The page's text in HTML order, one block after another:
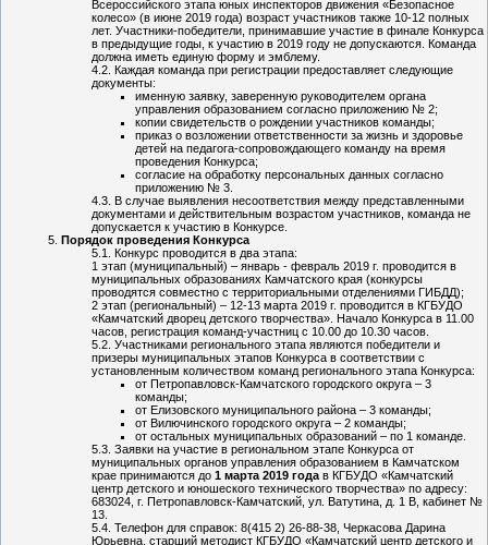
Всероссийского этапа юных инспекторов движения «Безопасное
колесо» (в июне 2019 года) возраст участников также 10-12 полных
лет. Участники-победители, принимавшие участие в финале Конкурса
в предыдущие годы, к участию в 2019 году не допускаются. Команда
должна иметь единую форму и эмблему.
Каждая команда при регистрации предоставляет следующие
документы:
именную заявку, заверенную руководителем органа
управления образованием согласно приложению № 2;
копии свидетельств о рождении участников команды;
приказ о возложении ответственности за жизнь и здоровье
детей на педагога-сопровождающего команду на время
проведения Конкурса;
согласие на обработку персональных данных согласно
приложению № 3.
В случае выявления несоответствия между представленными
документами и действительным возрастом участников, команда не
допускается к участию в Конкурсе.
Порядок проведения Конкурса
Конкурс проводится в два этапа:
1 этап (муниципальный) – январь - февраль 2019 г. проводится в
муниципальных образованиях Камчатского края (конкурсы
проводятся совместно с территориальными отделениями ГИБДД);
2 этап (региональный) – 12-13 марта 2019 г. проводится в КГБУДО
«Камчатский дворец детского творчества». Начало Конкурса в 11.00
часов, регистрация команд-участниц с 10.00 до 10.30 часов.
Участниками регионального этапа являются победители и
призеры муниципальных этапов Конкурса в соответствии с
установленным количеством команд регионального этапа Конкурса:
от Петропавловск-Камчатского городского округа – 3
команды;
от Елизовского муниципального района – 3 команды;
от Вилючинского городского округа – 2 команды;
от остальных муниципальных образований – по 1 команде.
Заявки на участие в региональном этапе Конкурса от
муниципальных органов управления образованием в Камчатском
крае принимаются до 1 марта 2019 года в КГБУДО «Камчатский
центр детского и юношеского технического творчества» по адресу:
683024, г. Петропавловск-Камчатский, ул. Ватутина, д. 1 В, кабинет №
13.
Телефон для справок: 8(415 2) 26-88-38, Черкасова Дарина
Юрьевна, старший методист КГБУДО «Камчатский центр детского и